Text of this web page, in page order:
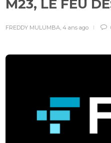
M23, LE FEU
FREDDY MULUMBA 4 ans ago